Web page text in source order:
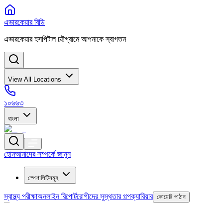
এভারকেয়ার বিডি
এভারকেয়ার হসপিটাল চট্টগ্রামে আপনাকে স্বাগতম
View All Locations
১০৬৬৩
বাংলা
হোমআমাদের সম্পর্কে জানুন
স্পেশালিটিসমূহ
স্বাস্থ্য পরীক্ষাঅনলাইন রিপোর্টরোগীদের সুস্থতার গল্পক্যারিয়ার কোয়েরি পাঠান